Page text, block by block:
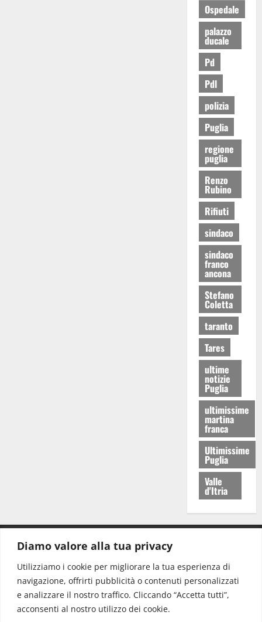
Diamo valore alla tua privacy
Utilizziamo i cookie per migliorare la tua esperienza di
navigazione, offrirti pubblicità o contenuti personalizzati
e analizzare il nostro traffico. Cliccando “Accetta tutti”,
acconsenti al nostro utilizzo dei cookie.
Ospedale
palazzo
ducale
Pd
Pdl
polizia
Puglia
regione
puglia
Renzo
Rubino
Rifiuti
sindaco
sindaco
franco
ancona
Stefano
Coletta
taranto
Tares
ultime
notizie
Puglia
ultimissime
martina
franca
Ultimissime
Puglia
Valle
d'Itria
Redazione: redazione@www.martinasera.it
Direttore:direttore@www.martinasera.it
Info & Commerciale:info@www.martinasera.it